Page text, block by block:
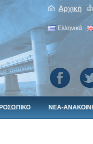
Αρχική
Ελληνικά
ΝΕΑ-